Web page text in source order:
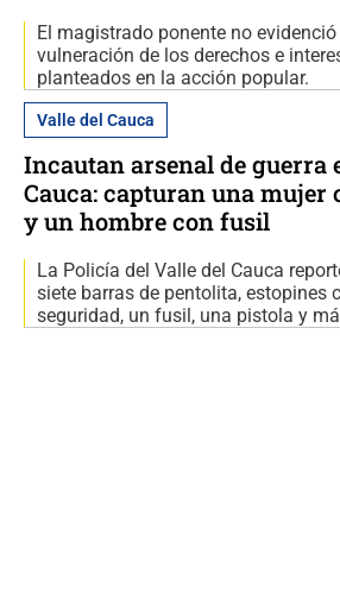
El magistrado ponente no
vulneración de los derechos e
planteados en la acción popular.
Valle del Cauca
Incautan arsenal de guerra
Cauca: capturan una mujer
y un hombre con fusil
La Policía del Valle del Cauca
siete barras de pentolita, estopines
seguridad, un fusil, una pistola y